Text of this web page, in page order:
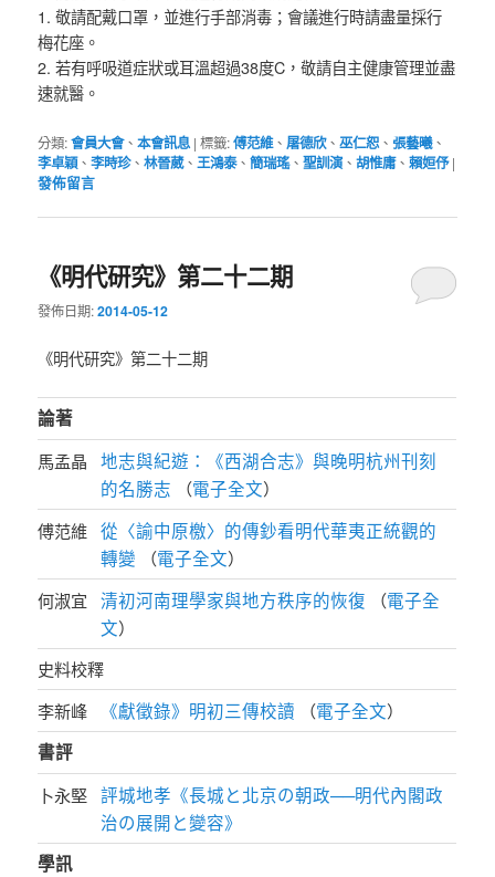
1. 敬請配戴口罩，並進行手部消毒；會議進行時請盡量採行
梅花座。
2. 若有呼吸道症狀或耳溫超過38度C，敬請自主健康管理並盡
速就醫。
分類:會員大會、本會訊息 |標籤:傅范維、 屠德欣、巫仁恕 、張藝曦、
李卓穎、李時珍、林晉葳、王鴻泰、簡瑞瑤、聖訓演 、胡惟庸、賴姮伃 |
發佈留言
《明代研究》第二十二期
發佈日期:2014-05-12
《明代研究》第二十二期
論著
馬孟晶
地志與紀遊：《西湖合志》與晚明杭州刊刻
的名勝志 （電子全文）
傅范維 從〈諭中原檄〉的傳鈔看明代華夷正統觀的
轉變 （電子全文）
何淑宜
清初河南理學家與地方秩序的恢復 （電子全
文）
史料校釋
李新峰
《獻徵錄》明初三傳校讀 （電子全文）
書評
卜永堅 評城地孝《長城と北京の朝政──明代內閣政
治の展開と變容》
學訊